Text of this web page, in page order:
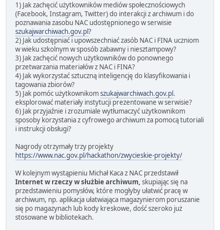
1) Jak zachęcić użytkowników mediów społecznościowych
(Facebook, Instagram, Twitter) do interakcji z archiwum i do
poznawania zasobu NAC udostępnionego w serwisie
szukajwarchiwach.gov.pl?
2) Jak udostępniać i upowszechniać zasób NAC i FINA uczniom
w wieku szkolnym w sposób zabawny i niesztampowy?
3) Jak zachęcić nowych użytkowników do ponownego
przetwarzania materiałów z NAC i FINA?
4) Jak wykorzystać sztuczną inteligencję do klasyfikowania i
tagowania zbiorów?
5) Jak pomóc użytkownikomszukajwarchiwach.gov.pl .
eksplorować materiały instytucji prezentowane w serwisie?
6) Jak przyjaźnie i zrozumiale wytłumaczyć użytkownikom
sposoby korzystania z cyfrowego archiwum za pomocą tutoriali
i instrukcji obsługi?
Nagrody otrzymały trzy projekty
https://www.nac.gov.pl/hackathon/zwycieskie-projekty/
W kolejnym wystąpieniu Michał Kaca z NAC przedstawił
Internet w rzeczy w służbie archiwum, skupiając się na
przedstawieniu pomysłów, które mogłyby ułatwić pracę w
archiwum, np. aplikacja ułatwiająca magazynierom poruszanie
się po magazynach lub kody kreskowe, dość szeroko już
stosowane w bibliotekach.